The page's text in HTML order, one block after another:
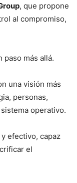
, que propone
al compromiso,
paso más allá.
una visión más
personas,
operativo.
efectivo, capaz
el